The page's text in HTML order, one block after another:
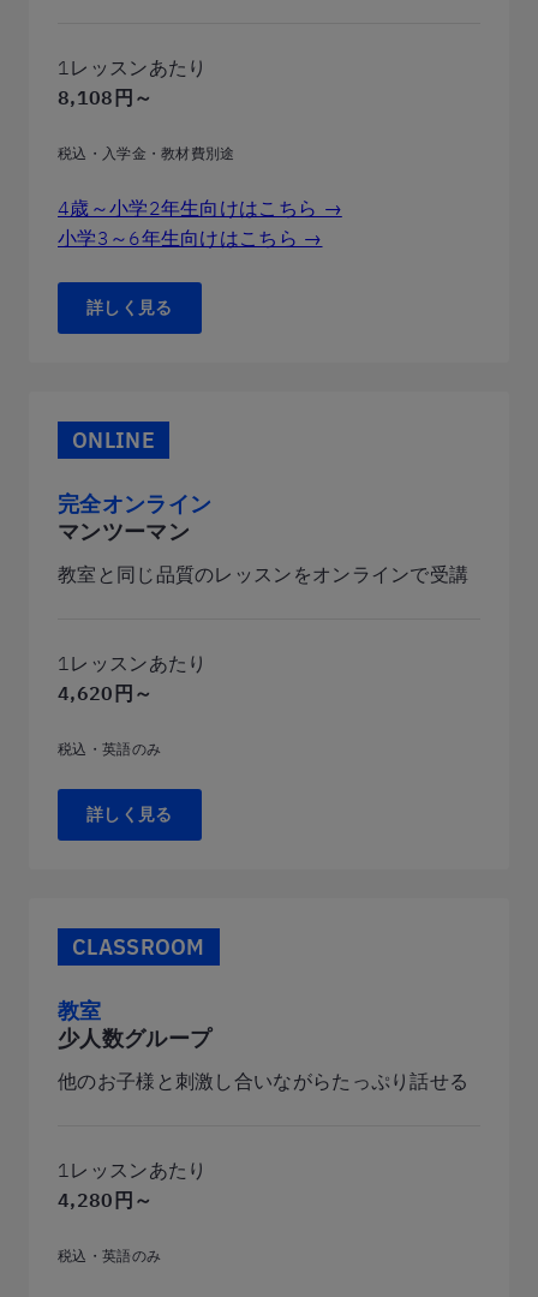
1レッスンあたり
8,108円～
税込・入学金・教材費別途
4歳～小学2年生向けはこちら →
小学3～6年生向けはこちら →
詳しく見る
ONLINE
完全オンライン
マンツーマン
教室と同じ品質のレッスンをオンラインで受講
1レッスンあたり
4,620円～
税込・英語のみ
詳しく見る
CLASSROOM
教室
少人数グループ
他のお子様と刺激し合いながらたっぷり話せる
1レッスンあたり
4,280円～
税込・英語のみ